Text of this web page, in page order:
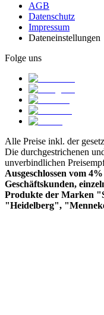
AGB
Datenschutz
Impressum
Dateneinstellungen
Folge uns
Alle Preise inkl. der
Die durchgestrichenen
unverbindlichen
Ausgeschlossen vom
Geschäftskunden,
Produkte der Marken
"Heidelberg",